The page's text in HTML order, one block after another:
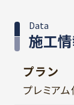
施工
Data
プラン
プレミア